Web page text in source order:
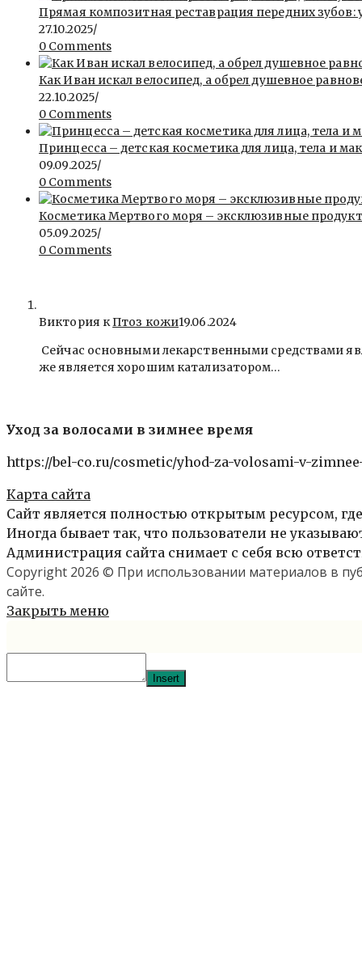
Прямая композитная реставрация передних зубов:
27.10.2025/
0 Comments
Как Иван искал велосипед, а обрел душевное
22.10.2025/
0 Comments
Принцесса – детская косметика для лица, тела и
09.09.2025/
0 Comments
Косметика Мертвого моря – эксклюзивные
05.09.2025/
0 Comments
Виктория кПтоз кожи19.06.2024
Сейчас основными лекарственными средствами
же является хорошим катализатором…
Уход за волосами в зимнее время
https://bel-co.ru/cosmetic/yhod-za-volosami-v-
Карта сайта
Сайт является полностью открытым ресурсом,
Иногда бывает так, что пользователи не
Администрация сайта снимает с себя всю
Copyright 2026 © При использовании материалов в
сайте.
Закрыть меню
Insert